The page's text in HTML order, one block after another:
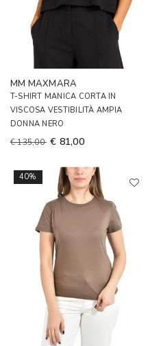
MM MAXMARA
T-SHIRT MANICA CORTA IN
VISCOSA VESTIBILITÀ AMPIA
DONNA NERO
€ 135,00 € 81,00
40%